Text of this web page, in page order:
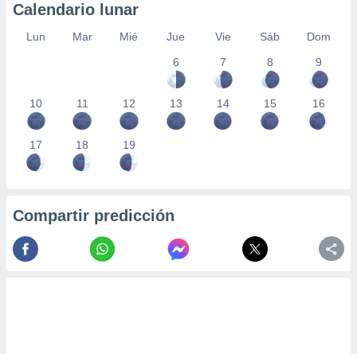
Calendario lunar
Lun Mar Mié Jue Vie Sáb
Dom
6
7 8 9
10 11 12 13 14 15 16
17 18 19
Compartir predicción